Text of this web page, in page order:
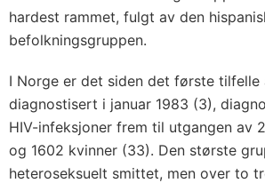
hardest rammet, fulgt av den
befolkningsgruppen.
I Norge er det siden det første tilfelle
diagnostisert i januar 1983 (3),
HIV-infeksjoner frem til utgangen av
og 1602 kvinner (33). Den største
heteroseksuelt smittet, men over to